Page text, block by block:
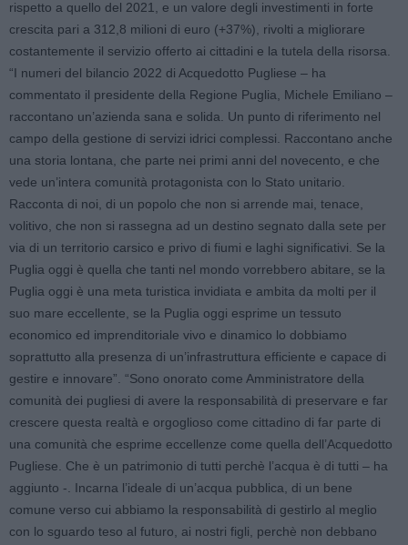
rispetto a quello del 2021, e un valore degli investimenti in forte
crescita pari a 312,8 milioni di euro (+37%), rivolti a migliorare
costantemente il servizio offerto ai cittadini e la tutela della risorsa.
“I numeri del bilancio 2022 di Acquedotto Pugliese – ha
commentato il presidente della Regione Puglia, Michele Emiliano –
raccontano un’azienda sana e solida. Un punto di riferimento nel
campo della gestione di servizi idrici complessi. Raccontano anche
una storia lontana, che parte nei primi anni del novecento, e che
vede un’intera comunità protagonista con lo Stato unitario.
Racconta di noi, di un popolo che non si arrende mai, tenace,
volitivo, che non si rassegna ad un destino segnato dalla sete per
via di un territorio carsico e privo di fiumi e laghi significativi. Se la
Puglia oggi è quella che tanti nel mondo vorrebbero abitare, se la
Puglia oggi è una meta turistica invidiata e ambita da molti per il
suo mare eccellente, se la Puglia oggi esprime un tessuto
economico ed imprenditoriale vivo e dinamico lo dobbiamo
soprattutto alla presenza di un’infrastruttura efficiente e capace di
gestire e innovare”. “Sono onorato come Amministratore della
comunità dei pugliesi di avere la responsabilità di preservare e far
crescere questa realtà e orgoglioso come cittadino di far parte di
una comunità che esprime eccellenze come quella dell’Acquedotto
Pugliese. Che è un patrimonio di tutti perchè l’acqua è di tutti – ha
aggiunto -. Incarna l’ideale di un’acqua pubblica, di un bene
comune verso cui abbiamo la responsabilità di gestirlo al meglio
con lo sguardo teso al futuro, ai nostri figli, perchè non debbano